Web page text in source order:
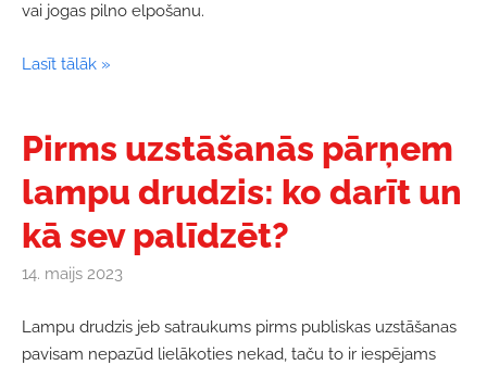
vai jogas pilno elpošanu.
Lasīt tālāk »
Pirms uzstāšanās pārņem
lampu drudzis: ko darīt un
kā sev palīdzēt?
14. maijs 2023
Lampu drudzis jeb satraukums pirms publiskas uzstāšanas
pavisam nepazūd lielākoties nekad, taču to ir iespējams